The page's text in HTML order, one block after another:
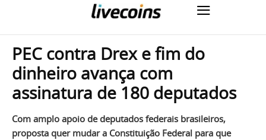
PEC contra Drex e fim do
dinheiro avança com
assinatura de 180 deputados
Com amplo apoio de deputados federais brasileiros,
proposta quer mudar a Constituição Federal para que